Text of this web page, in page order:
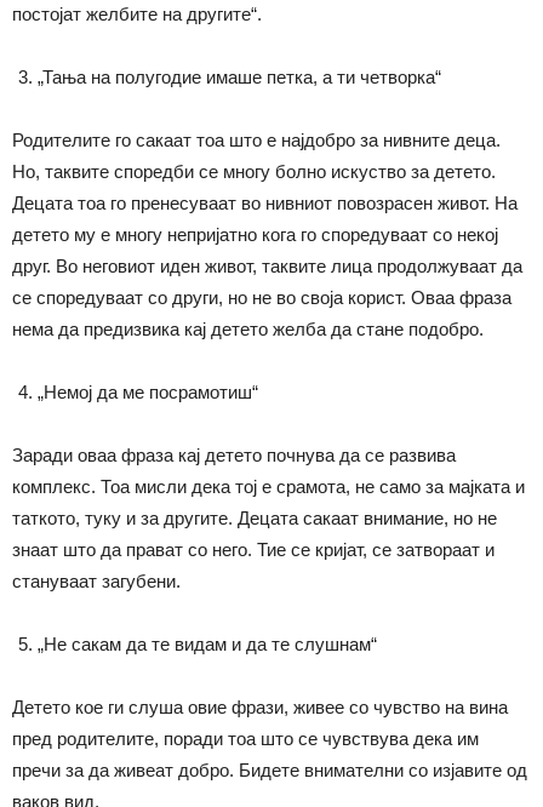
постојат желбите на другите“.
„Тања на полугодие имаше петка, а ти четворка“
Родителите го сакаат тоа што е најдобро за нивните деца.
Но, таквите споредби се многу болно искуство за детето.
Децата тоа го пренесуваат во нивниот повозрасен живот. На
детето му е многу непријатно кога го споредуваат со некој
друг. Во неговиот иден живот, таквите лица продолжуваат да
се споредуваат со други, но не во своја корист. Оваа фраза
нема да предизвика кај детето желба да стане подобро.
„Немој да ме посрамотиш“
Заради оваа фраза кај детето почнува да се развива
комплекс. Тоа мисли дека тој е срамота, не само за мајката и
таткото, туку и за другите. Децата сакаат внимание, но не
знаат што да прават со него. Тие се кријат, се затвораат и
стануваат загубени.
„Не сакам да те видам и да те слушнам“
Детето кое ги слуша овие фрази, живее со чувство на вина
пред родителите, поради тоа што се чувствува дека им
пречи за да живеат добро. Бидете внимателни со изјавите од
ваков вид.